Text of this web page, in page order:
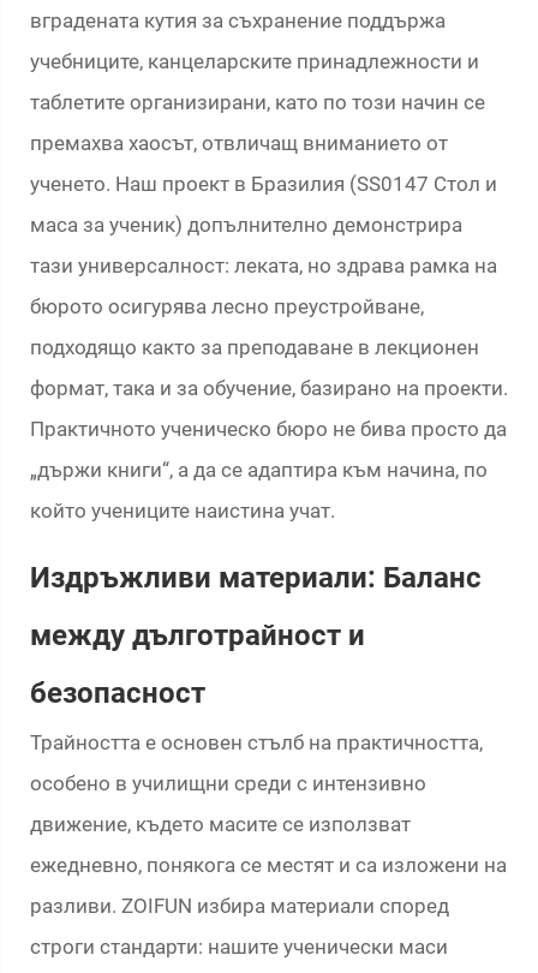
вградената кутия за съхранение поддържа
учебниците, канцеларските принадлежности и
таблетите организирани, като по този начин се
премахва хаосът, отвличащ вниманието от
ученето. Наш проект в Бразилия (SS0147 Стол и
маса за ученик) допълнително демонстрира
тази универсалност: леката, но здрава рамка на
бюрото осигурява лесно преустройване,
подходящо както за преподаване в лекционен
формат, така и за обучение, базирано на проекти.
Практичното ученическо бюро не бива просто да
„държи книги“, а да се адаптира към начина, по
който учениците наистина учат.
Издръжливи материали: Баланс
между дълготрайност и
безопасност
Трайността е основен стълб на практичността,
особено в училищни среди с интензивно
движение, където масите се използват
ежедневно, понякога се местят и са изложени на
разливи. ZOIFUN избира материали според
строги стандарти: нашите ученически маси